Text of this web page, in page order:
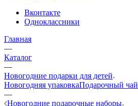
Вконтакте
Одноклассники
Главная
—
Каталог
—
Новогодние подарки для детей
Новогодняя упаковкаПодарочный чай
—
Новогодние подарочные наборы